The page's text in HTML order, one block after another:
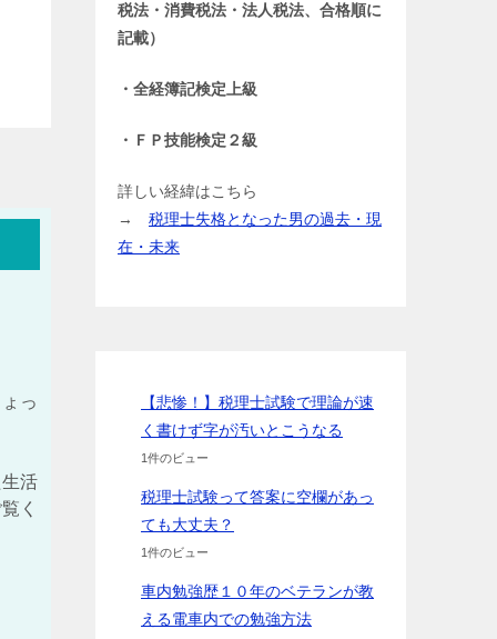
っ
活
く
税法・消費税法・法人税法、合格順に
記載）
・全経簿記検定上級
・ＦＰ技能検定２級
詳しい経緯はこちら
→ 税理士失格となった男の過去・現
在・未来
【悲惨！】税理士試験で理論が速
く書けず字が汚いとこうなる
1件のビュー
税理士試験って答案に空欄があっ
ても大丈夫？
1件のビュー
車内勉強歴１０年のベテランが教
える電車内での勉強方法